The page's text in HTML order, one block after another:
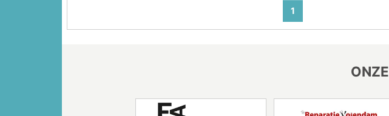
1
ONZE